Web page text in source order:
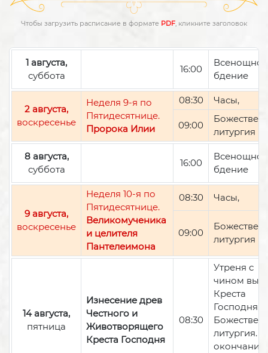
Чтобы загрузить расписание в формате PDF, кликните заголовок
1 августа,
суббота
16:00
Всенощное
бдение
2 августа,
воскресенье
Неделя 9-я по
Пятидесятнице.
Пророка Илии
08:30 Часы,
09:00
литургия
8 августа,
суббота
16:00
Всенощное
бдение
9 августа,
воскресенье
Неделя 10-я по
Пятидесятнице.
Великомученика
и целителя
Пантелеимона
08:30 Часы,
09:00
литургия
14 августа,
пятница
Изнесение древ
Честного и
Животворящего
Креста Господня
08:30
Утреня с
чином
Креста
Господня,
литургия.
окончании